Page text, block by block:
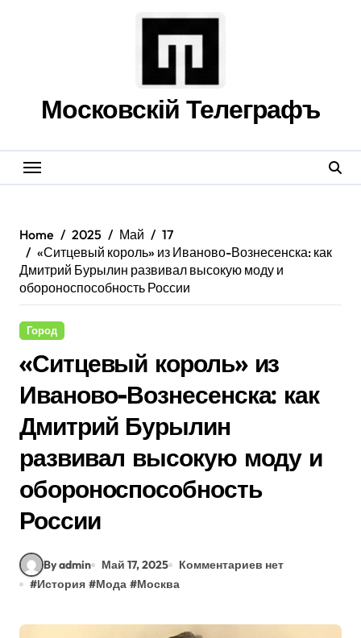
Московскій Телеграфъ
Home 2025 Май
17
«Ситцевый король» из Иваново-Вознесенска: как
Дмитрий Бурылин развивал высокую моду и
обороноспособность России
Город
«Ситцевый король» из
Иваново-Вознесенска: как
Дмитрий Бурылин
развивал высокую моду и
обороноспособность
России
By admin Май 17, 2025
Комментариев нет
#История #Мода #Москва